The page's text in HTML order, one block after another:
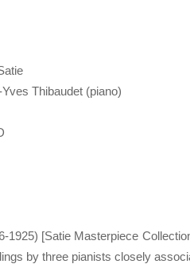
Thibaudet (piano)
1925) [Satie Masterpiece
by three pianists closely